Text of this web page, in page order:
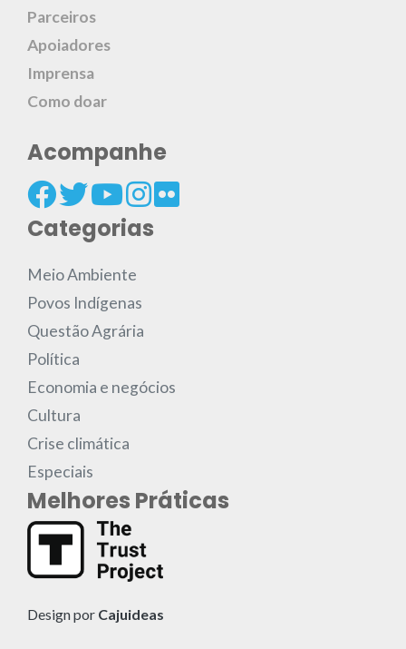
Parceiros
Apoiadores
Imprensa
Como doar
Acompanhe
Categorias
Meio Ambiente
Povos Indígenas
Questão Agrária
Política
Economia e negócios
Cultura
Crise climática
Especiais
Melhores Práticas
Design por Cajuideas